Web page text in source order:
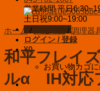
営業時間 平日
土日祝9:00~19:00
お問い合わせ
ログイン / 登録
¥0
お買い物カゴに
ホーム / / 調理器
和平フレイ
ルα IH対応